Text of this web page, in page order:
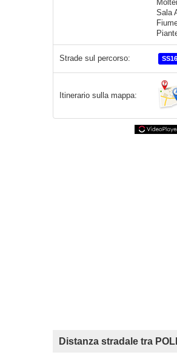
Strade sul percorso: SS16
Itinerario sulla mappa:
Distanza stradale tra